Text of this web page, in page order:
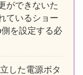
ができないた
ているショー
を設定する必
した電源ボタ